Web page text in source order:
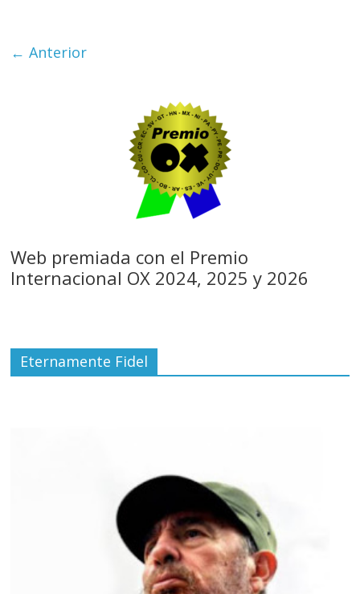
← Anterior
Web premiada con el Premio
Internacional OX 2024, 2025 y 2026
Eternamente Fidel